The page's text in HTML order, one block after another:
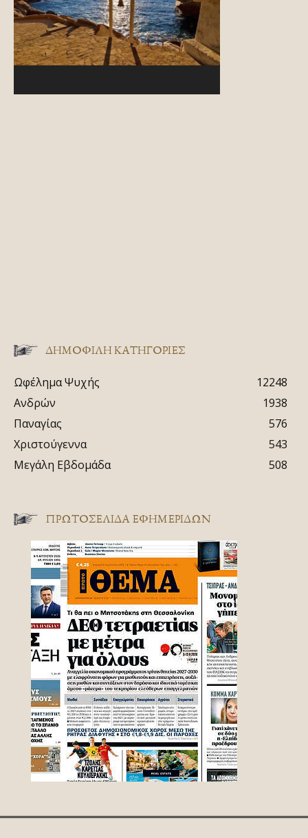
ΔΗΜΟΦΙΛΗ ΚΑΤΗΓΟΡΙΕΣ
Ωφέλημα Ψυχής
12248
Ανδρών
1938
Παναγίας
576
Χριστούγεννα
543
Μεγάλη Εβδομάδα
508
ΠΡΩΤΟΣΈΛΙΔΑ ΕΦΗΜΕΡΊΔΩΝ